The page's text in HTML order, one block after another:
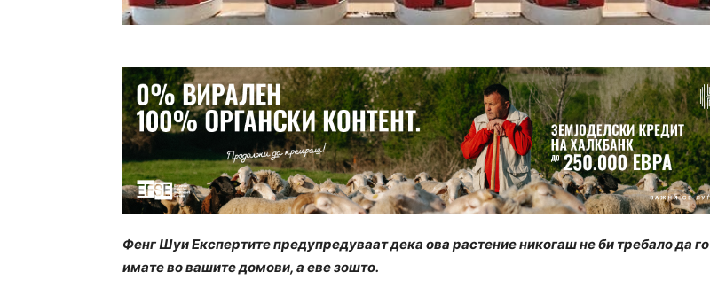
Фенг Шуи Експертите предупредуваат дека ова растение никогаш не би требало да го
имате во вашите домови, а еве зошто.